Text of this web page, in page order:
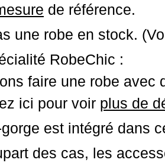
de référence.
une robe en stock.
RobeChic :
faire une robe
ici pour voir plus de
est intégré dans
des cas, les